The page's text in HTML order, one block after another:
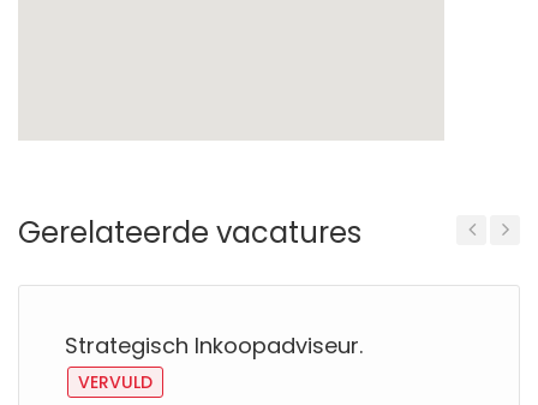
Gerelateerde vacatures
Strategisch Inkoopadviseur.
VERVULD